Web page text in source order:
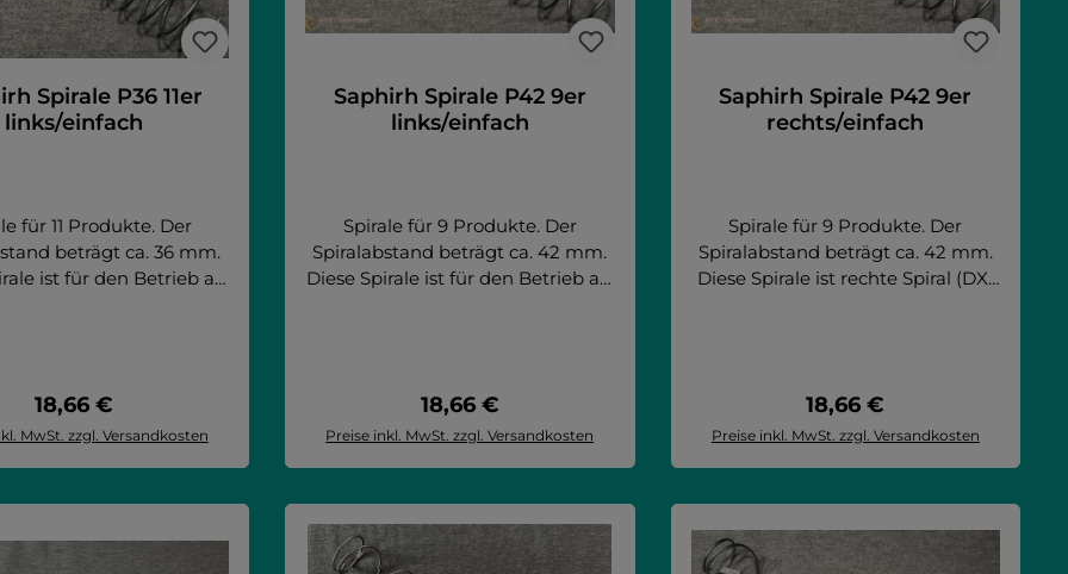
Spirale P36 11er
links/einfach
für 11 Produkte. Der
beträgt ca. 36 mm.
ist für den Betrieb als
FAS - Fast 1050 GCD 32
- Fast 900 GCD 32 BIT
Regulärer Preis:
18,66 €
MwSt. zzgl. Versandkosten
den Warenkorb
Saphirh Spirale P42 9er
links/einfach
Spirale für 9 Produkte. Der
Spiralabstand beträgt ca. 42 mm.
Diese Spirale ist für den Betrieb als
Saphirh 8T FAS - Fast 1050 GCD 32
BIT FAS - Fast 900 GCD 32 BIT
Regulärer Preis:
18,66 €
Preise inkl. MwSt. zzgl. Versandkosten
In den Warenkorb
Saphirh Spirale P42 9er
rechts/einfach
Spirale für 9 Produkte. Der
Spiralabstand beträgt ca. 42 mm.
Diese Spirale ist rechte Spiral (DX)
FAS - Fast 1050 GCD 32 BIT FAS -
Fast 900 GCD 32 BIT FAS - Faster
Regulärer Preis:
18,66 €
Preise inkl. MwSt. zzgl. Versandkosten
In den Warenkorb